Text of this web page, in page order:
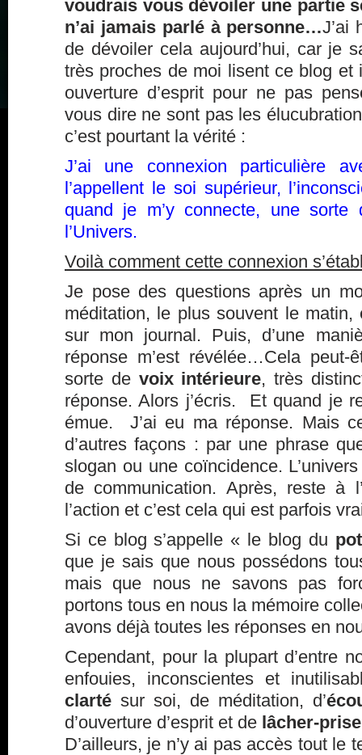
voudrais vous dévoiler une partie
n’ai jamais parlé à personne…J’ai
de dévoiler cela aujourd’hui, car je
très proches de moi lisent ce blog et
ouverture d’esprit pour ne pas
vous dire ne sont pas les
c’est pourtant la vérité :
J’ai une connexion particulière
l’appellent le soi supérieur,
quand je m’y connecte, une
l’Univers.
Voilà comment cette connexion
Je pose des questions après un
méditation, le plus souvent le
sur mon journal. Puis, d’une
réponse m’est révélée…Cela peut-
sorte de voix intérieure, très
réponse. Alors j’écris. Et quand je
émue. J’ai eu ma réponse. Mais
d’autres façons : par une phrase
slogan ou une coïncidence.
de communication. Après, reste à
l’action et c’est cela qui est parfois
Si ce blog s’appelle « le blog du
que je sais que nous possédons
mais que nous ne savons pas
portons tous en nous la mémoire
avons déjà toutes les réponses en
Cependant, pour la plupart d’entre
enfouies, inconscientes et
clarté sur soi, de méditation, d’
d’ouverture d’esprit et de lâcher-prise
D’ailleurs, je n’y ai pas accès tout le